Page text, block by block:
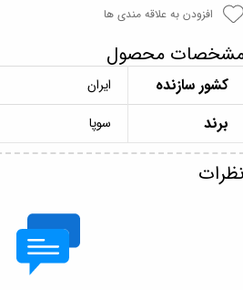
افزودن به علاقه مندی ها
محصول
کشور سازنده ایران
برند سوپا